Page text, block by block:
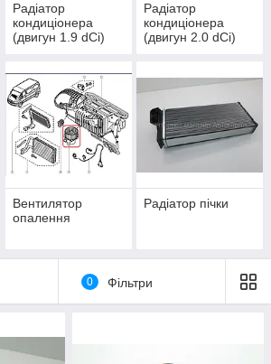
Радіатор
кондиціонера
(двигун 1.9 dCi)
Радіатор
кондиціонера
(двигун 2.0 dCi)
Вентилятор
опалення
Радіатор пічки
0 Фільтри